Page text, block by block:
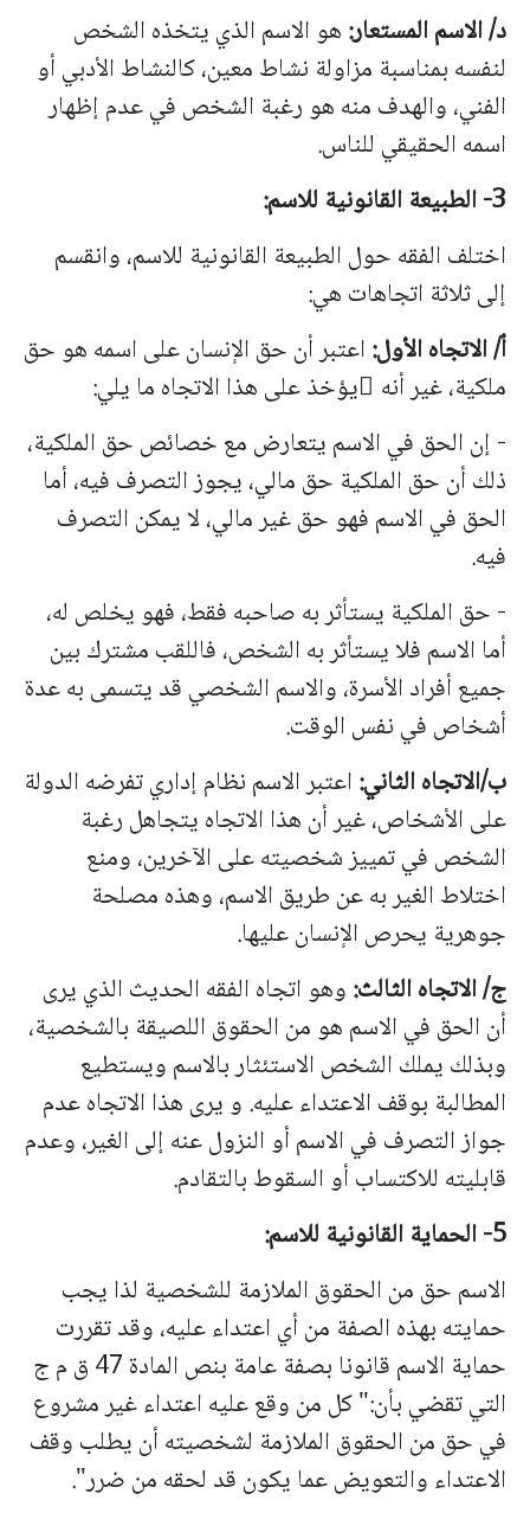
د/ الاسم المستعار:هو الاسم الذي یتخذه الشخص
لنفسه بمناسبة مزاولة نشاط معین، كالنشاط الأدبي أو
الفني، والهدف منه هو رغبة الشخص في عدم إظهار
اسمه الحقیقي للناس.
3- الطبیعة القانونیة للاسم:
اختلف الفقه حول الطبیعة القانونیة للاسم، وانقسم
إلى ثلاثة اتجاهات هي:
أ/ الاتجاه الأول:اعتبر أن حق الإنسان على اسمه هو حق
ملكیة، غیر أنه ِیؤخذ على هذا الاتجاه ما یلي:
- إن الحق في الاسم یتعارض مع خصائص حق الملكیة،
ذلك أن حق الملكیة حق مالي، یجوز التصرف فیه، أما
الحق في الاسم فهو حق غیر مالي، لا یمكن التصرف
فیه.
- حق الملكیة یستأثر به صاحبه فقط، فهو یخلص له،
أما الاسم فلا یستأثر به الشخص، فاللقب مشترك بین
جمیع أفراد الأسرة، والاسم الشخصي قد یتسمى به عدة
أشخاص في نفس الوقت.
ب/الاتجاه الثاني:اعتبر الاسم نظام إداري تفرضه الدولة
على الأشخاص، غیر أن هذا الاتجاه یتجاهل رغبة
الشخص في تمییز شخصیته على الآخرین، ومنع
اختلاط الغیر به عن طریق الاسم، وهذه مصلحة
جوهریة یحرص الإنسان علیها.
ج/ الاتجاه الثالث:وهو اتجاه الفقه الحدیث الذي یرى
أن الحق في الاسم هو من الحقوق اللصیقة بالشخصیة،
وبذلك یملك الشخص الاستئثار بالاسم ویستطیع
المطالبة بوقف الاعتداء علیه. و یرى هذا الاتجاه عدم
جواز التصرف في الاسم أو النزول عنه إلى الغیر، وعدم
قابلیته للاكتساب أو السقوط بالتقادم.
5- الحمایة القانونیة للاسم:
الاسم حق من الحقوق الملازمة للشخصیة لذا یجب
حمایته بهذه الصفة من أي اعتداء علیه، وقد تقررت
حمایة الاسم قانونا بصفة عامة بنص المادة 47 ق م ج
التي تقضي بأن:" كل من وقع علیه اعتداء غیر مشروع
في حق من الحقوق الملازمة لشخصیته أن یطلب وقف
الاعتداء والتعویض عما یكون قد لحقه من ضرر".